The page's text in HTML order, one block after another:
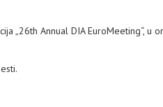
„26th Annual DIA EuroMeeting“, u